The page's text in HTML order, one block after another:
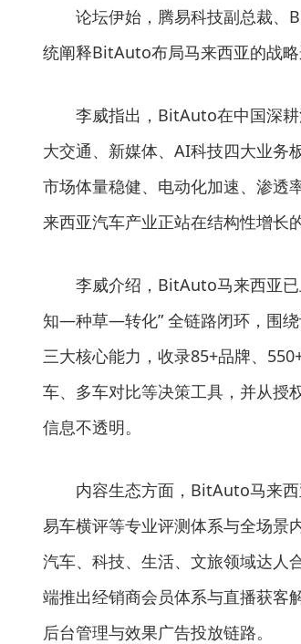
论坛伊始，腾易科技副总裁、
统阐释BitAuto布局马来西亚的战略
李威指出，BitAuto在中国深
大交通、新媒体、AI科技四大业务
市场体量稳健、电动化加速、渗
来西亚汽车产业正站在结构性增长
李威介绍，BitAuto马来西亚
知—种草—转化” 全链路闭环，围
三大核心能力，收录85+品牌、
车、多车对比等决策工具，并从授
信息不透明。
内容生态方面，BitAuto马来
易车横评等专业评测体系与全场景
汽车、科技、生活、文旅领域达人
端推出经销商会员体系与直播获客
后台管理与效果广告投放链路。